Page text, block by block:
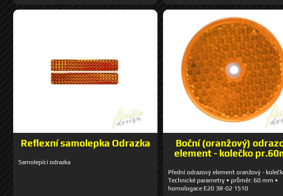
Reflexní samolepka Odrazka
Samolepící odrazka
Boční (oranžový)
element - kolečko
Přední odrazový element oranžový -
Technické parametry • průměr: 60 mm •
homologace E20 3R-02 1510